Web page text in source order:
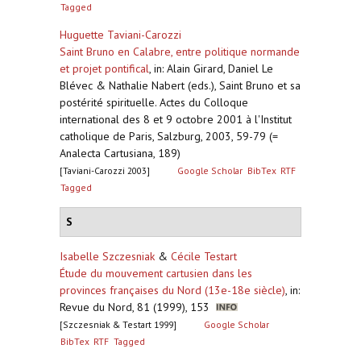
Tagged
Huguette Taviani-Carozzi
Saint Bruno en Calabre, entre politique normande
et projet pontifical, in: Alain Girard, Daniel Le
Blévec & Nathalie Nabert (eds.), Saint Bruno et sa
postérité spirituelle. Actes du Colloque
international des 8 et 9 octobre 2001 à l'Institut
catholique de Paris, Salzburg, 2003, 59-79 (=
Analecta Cartusiana, 189)
[Taviani-Carozzi 2003] Google Scholar BibTex RTF
Tagged
S
Isabelle Szczesniak & Cécile Testart
Étude du mouvement cartusien dans les
provinces françaises du Nord (13e-18e siècle), in:
Revue du Nord, 81 (1999), 153
[Szczesniak & Testart 1999]
Google Scholar
BibTex RTF Tagged